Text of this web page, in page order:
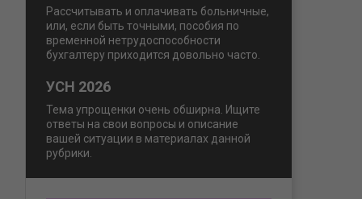
Рассчитывать и оплачивать больничные,
или, если быть точными, пособия по
временной нетрудоспособности
бухгалтеру приходится довольно часто.
УСН 2026
Тема упрощенки очень обширна. Ищите
ответы на свои вопросы и описание
вашей ситуации в материалах данной
рубрики.